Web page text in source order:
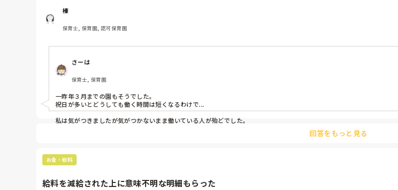
労基の人曰く、「違法にならないギリギリのところで労務士さんとも相談してやってるかんじですね〜」との
他の保育士には168時間働けば減給されないことを上が話していたことも伝えたけど、口でしか言ってない
ったから、やっぱ証拠って大切なんですね😢
処遇改善や奨学金の助成金からも引かれてたこと、退職者には年度末の処遇改善がもらえないことを少し
をもらえたから、そこはちゃんと確認して必要であれば労基にまた相談かな…というところ。
榛
保育士, 保育園, 認可保育園
さーは
保育士, 保育園
一昨年３月までの園もそうでした。
祝日が多いとどうしても働く時間は短くなるわけで...
私は気がつきましたが気がつかないまま働いている人が殆どでした。
回答をもっと見る
お金・給料
給料を減給された上に意味不明な明細もらった